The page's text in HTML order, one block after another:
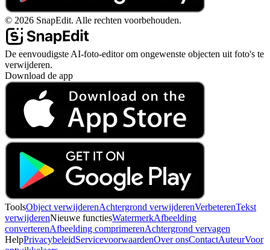
© 2026 SnapEdit. Alle rechten voorbehouden.
De eenvoudigste AI-foto-editor om ongewenste objecten uit foto's te
verwijderen.
Download de app
ToolsObject verwijderenAchtergrond verwijderenVerbeterenTekst
verwijderenNieuwe functiesWatermerkAfbeelding
converterenAfbeelding comprimerenAchtergrond vervagen
HelpPrivacybeleidServicevoorwaardenOver onsContactAuteurVoor